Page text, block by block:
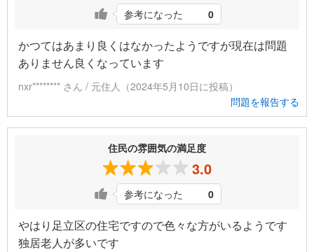
参考になった 0
かつてはあまり良くはなかったようですが現在は問題
ありません良くなっています
nxr******** さん / 元住人（2024年5月10日に投稿）
問題を報告する
住民の雰囲気の満足度
3.0
参考になった 0
やはり足立区の住宅ですので色々な方がいるようです
独居老人が多いです